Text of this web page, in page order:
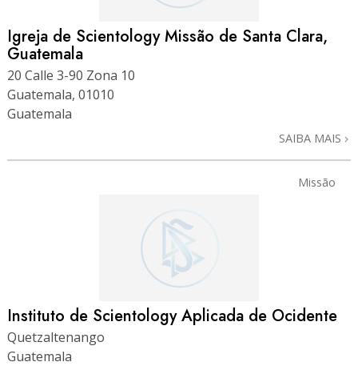
Igreja de Scientology Missão de Santa Clara,
Guatemala
20 Calle 3-90 Zona 10
Guatemala, 01010
Guatemala
SAIBA MAIS
Missão
Instituto de Scientology Aplicada de Ocidente
Quetzaltenango
Guatemala